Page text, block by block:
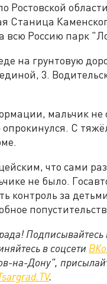
Ростовской
Станица
всю Россию парк
на грунтовую
3.
мальчик не
опрокинулся. С
что сами
не было.
контроль за
в соцсети
на-Дону",
.